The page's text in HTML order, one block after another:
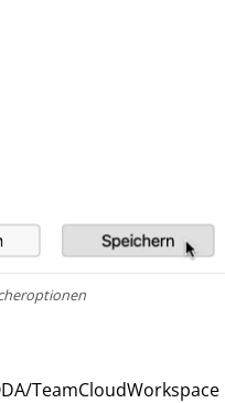
TeamCloudWorkspace